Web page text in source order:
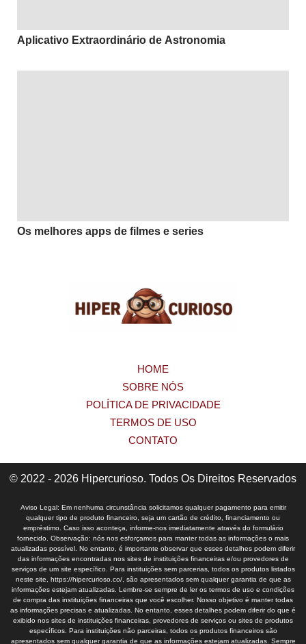
Aplicativo Extraordinário de Astronomia
Os melhores apps de filmes e series
HOME
SOBRE NÓS
POLÍTICA DE PRIVACIDADE
TERMOS DE USO
CONTATO
© 2022 - 2026 Hipercurioso. Todos Os Direitos Reservados
Aviso Legal: Em nenhuma circunstância solicitamos qualquer pagamento para emitir
qualquer tipo de produto financeiro, seja um cartão de crédito, financiamento ou
empréstimo. Caso isso aconteça, informe-nos imediatamente através do formulário
fornecido. Observação: nós nos esforçamos para manter todas as informações o mais
atualizadas possível. No entanto, é importante observar que esses detalhes podem diferir
das informações encontradas nos sites de instituições financeiras e/ou provedores de
serviços de um site específico. Para instituições sem parcerias, todos os produtos listados
neste site, https://hipercurioso.co/, são apresentados sem qualquer garantia de que as
informações estejam atualizadas. Lembre-se sempre de ler os termos de uso e condições
de compra das instituições financeiras que você escolher. Nosso objetivo é manter todas
as informações precisas e atualizadas. No entanto, esses detalhes podem diferir do que é
exibido nos sites de instituições financeiras, provedores de serviços ou sites de produtos
específicos. Para instituições não parceiras, todos os produtos financeiros são
apresentados sem qualquer garantia de que as informações estejam atualizadas. Sempre